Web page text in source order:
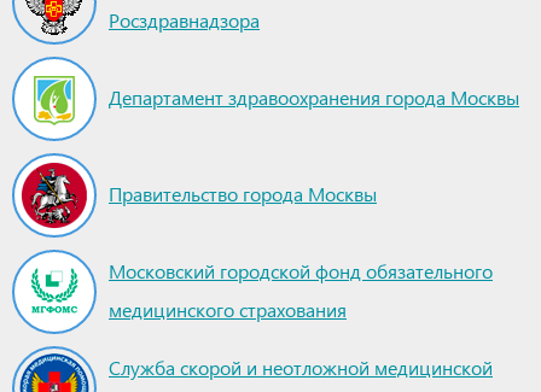
Росздравнадзора
Департамент здравоохранения города Москвы
Правительство города Москвы
Московский городской фонд обязательного
медицинского страхования
Служба скорой и неотложной медицинской